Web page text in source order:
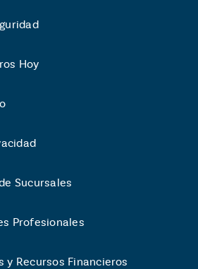
Hoy
Sucursales
Profesionales
y Recursos Financieros